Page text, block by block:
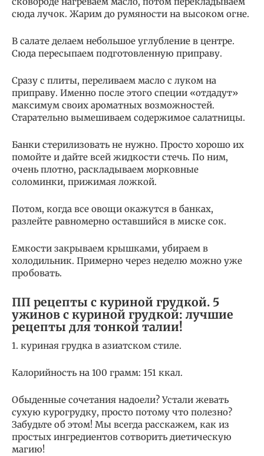
сюда лучок. Жарим до румяности на высоком огне.
В салате делаем небольшое углубление в центре.
Сюда пересыпаем подготовленную приправу.
Сразу с плиты, переливаем масло с луком на
приправу. Именно после этого специи «отдадут»
максимум своих ароматных возможностей.
Старательно вымешиваем содержимое салатницы.
Банки стерилизовать не нужно. Просто хорошо их
помойте и дайте всей жидкости стечь. По ним,
очень плотно, раскладываем морковные
соломинки, прижимая ложкой.
Потом, когда все овощи окажутся в банках,
разлейте равномерно оставшийся в миске сок.
Емкости закрываем крышками, убираем в
холодильник. Примерно через неделю можно уже
пробовать.
ПП рецепты с куриной грудкой. 5
ужинов с куриной грудкой: лучшие
рецепты для тонкой талии!
1. куриная грудка в азиатском стиле.
Калорийность на 100 грамм: 151 ккал.
Обыденные сочетания надоели? Устали жевать
сухую курогрудку, просто потому что полезно?
Забудьте об этом! Мы всегда расскажем, как из
простых ингредиентов сотворить диетическую
магию!